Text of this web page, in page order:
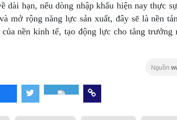
dài hạn, nếu dòng nhập khẩu hiện nay thực
mở rộng năng lực sản xuất, đây sẽ là nền
nền kinh tế, tạo động lực cho tăng trưởng
Nguồn